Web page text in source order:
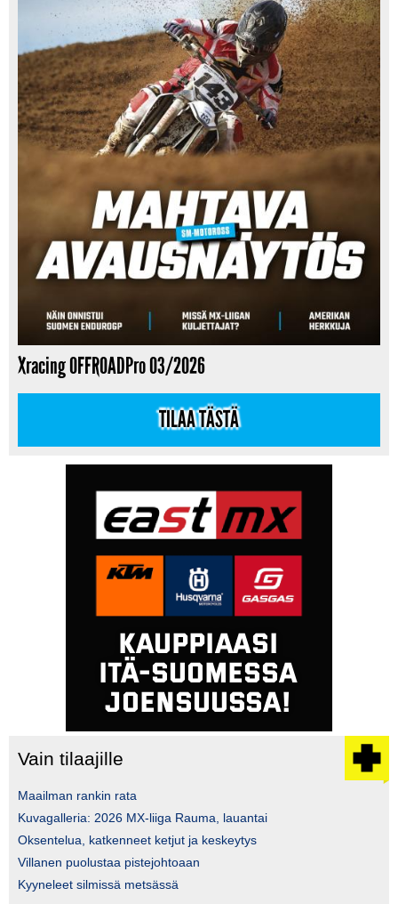
Xracing OFFROADPro 03/2026
TILAA TÄSTÄ
Vain tilaajille
Maailman rankin rata
Kuvagalleria: 2026 MX-liiga Rauma, lauantai
Oksentelua, katkenneet ketjut ja keskeytys
Villanen puolustaa pistejohtoaan
Kyyneleet silmissä metsässä